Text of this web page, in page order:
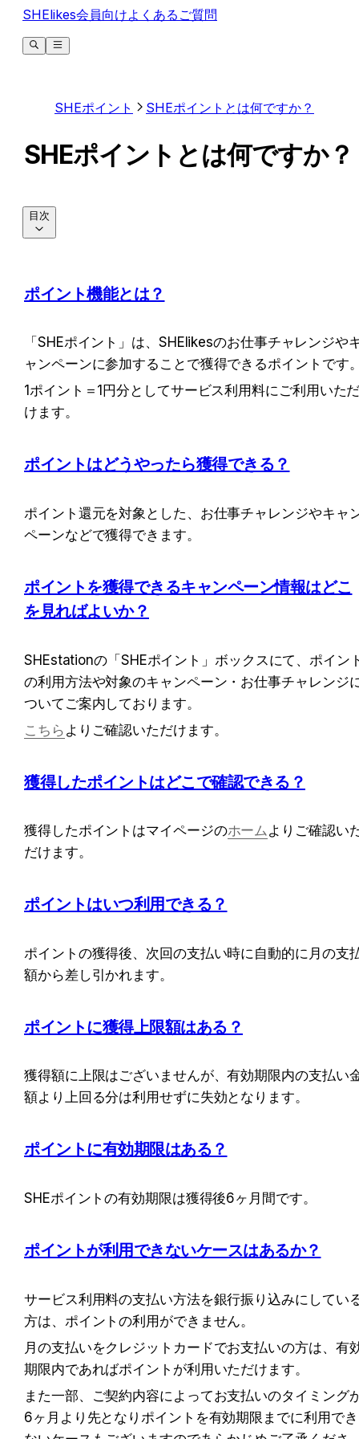
SHElikes会員向けよくあるご質問
SHEポイント SHEポイントとは何ですか？
SHEポイントとは何ですか？
ポイント機能とは？
「SHEポイント」は、SHElikesのお仕事チャレンジや
ャンペーンに参加することで獲得できるポイントです
1ポイント＝1円分としてサービス利用料にご利用いた
けます。
ポイントはどうやったら獲得できる？
ポイント還元を対象とした、お仕事チャレンジやキャ
ペーンなどで獲得できます。
ポイントを獲得できるキャンペーン情報はどこ
を見ればよいか？
SHEstationの「SHEポイント」ボックスにて、ポイン
の利用方法や対象のキャンペーン・お仕事チャレンジ
ついてご案内しております。
こちら よりご確認いただけます。
獲得したポイントはどこで確認できる？
獲得したポイントはマイページのホームよりご確認い
だけます。
ポイントはいつ利用できる？
ポイントの獲得後、次回の支払い時に自動的に月の支
額から差し引かれます。
ポイントに獲得上限額はある？
獲得額に上限はございませんが、有効期限内の支払い
額より上回る分は利用せずに失効となります。
ポイントに有効期限はある？
SHEポイントの有効期限は獲得後6ヶ月間です。
ポイントが利用できないケースはあるか？
サービス利用料の支払い方法を銀行振り込みにしてい
方は、ポイントの利用ができません。
月の支払いをクレジットカードでお支払いの方は、有
期限内であればポイントが利用いただけます。
また一部、ご契約内容によってお支払いのタイミング
6ヶ月より先となりポイントを有効期限までに利用でき
目次